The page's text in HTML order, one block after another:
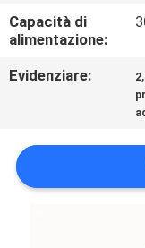
NOTIZIE
MAPPA
Capacità di
alimentazione:
Evidenziare: 2,